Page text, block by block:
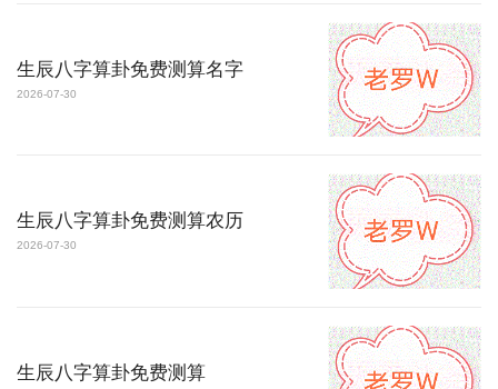
生辰八字算卦免费测算名字
2026-07-30
生辰八字算卦免费测算农历
2026-07-30
生辰八字算卦免费测算